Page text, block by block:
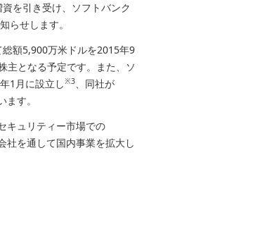
を引き受け、ソフトバンク
らせします。
額5,900万米ドルを2015年9
主となる予定です。また、ソ
1月に設立し※3、同社が
す。
キュリティー市場での
社を通して国内事業を拡大し